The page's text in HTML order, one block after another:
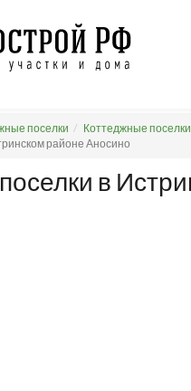
поселки Коттеджные
районе Аносино
в